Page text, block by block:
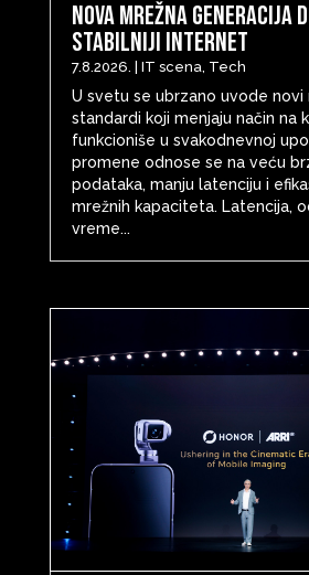
Nova mrežna generacija
stabilniji internet
7.8.2026. IT scena, Tech
U svetu se ubrzano uvode novi
standardi koji menjaju način na
funkcioniše u svakodnevnoj
promene odnose se na veću
podataka, manju latenciju i
mrežnih kapaciteta. Latencija,
vreme...